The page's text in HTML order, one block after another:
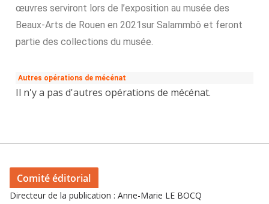
œuvres serviront lors de l’exposition au musée des
Beaux-Arts de Rouen en 2021sur Salammbô et feront
partie des collections du musée.
Autres opérations de mécénat
Il n'y a pas d'autres opérations de mécénat.
Comité éditorial
Directeur de la publication : Anne-Marie LE BOCQ